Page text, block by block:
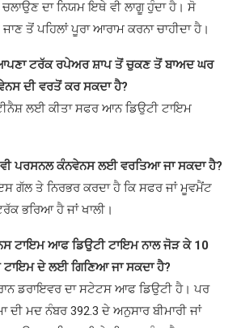
ਦਾ ਨਿਯਮ ਇਥੇ ਵੀ ਲਾਗੂ ਹੁੰਦਾ ਹੈ। ਸੋ
ਤੋਂ ਪਹਿਲਾਂ ਪੂਰਾ ਆਰਾਮ ਕਰਨਾ ਚਾਹੀਦਾ ਹੈ।
ਟਰੱਕ ਰਪੇਅਰ ਸ਼ਾਪ ਤੋਂ ਚੁਕਣ ਤੋਂ ਬਾਅਦ ਘਰ
ਦੀ ਵਰਤੋਂ ਕਰ ਸਕਦਾ ਹੈ?
ਲਈ ਕੀਤਾ ਸਫਰ ਆਨ ਡਿਉਟੀ ਟਾਇਮ
ਪਰਸਨਲ ਕੰਨਵੇਨਸ ਲਈ ਵਰਤਿਆ ਜਾ ਸਕਦਾ ਹੈ?
ਗੱਲ ਤੇ ਨਿਰਭਰ ਕਰਦਾ ਹੈ ਕਿ ਸਫਰ ਜਾਂ ਮੂਵਮੈਂਟ
ਭਰਿਆ ਹੈ ਜਾਂ ਖਾਲੀ।
ਟਾਇਮ ਆਫ ਡਿਉਟੀ ਟਾਇਮ ਨਾਲ ਜੋੜ ਕੇ 10
ਟਾਇਮ ਦੇ ਲਈ ਗਿਣਿਆ ਜਾ ਸਕਦਾ ਹੈ?
ਡਰਾਇਵਰ ਦਾ ਸਟੇਟਸ ਆਫ ਡਿਉਟੀ ਹੈ। ਪਰ
ਦੀ ਮਦ ਨੰਬਰ 392.3 ਦੇ ਅਨੁਸਾਰ ਬੀਮਾਰੀ ਜਾਂ